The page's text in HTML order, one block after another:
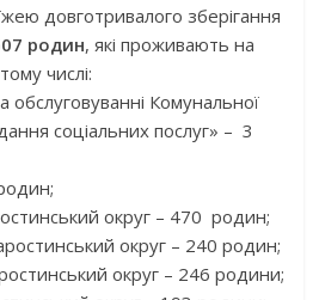
довготривалого зберігання
родин, які проживають на
числі:
Комунальної
соціальних послуг» – 3
округ – 470 родин;
округ – 240 родин;
округ – 246 родини;